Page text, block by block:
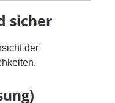
sicher
der